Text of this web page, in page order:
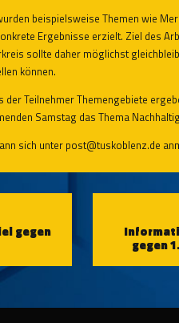
beispielsweise Themen wie
Ergebnisse erzielt. Ziel des
sollte daher möglichst
können.
Teilnehmer Themengebiete
Samstag das Thema
sich unter post@tuskoblenz.de
gegen
gegen